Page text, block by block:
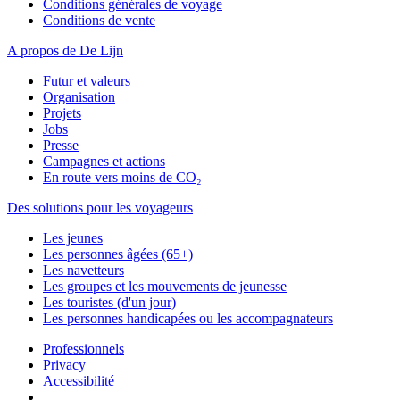
Conditions générales de voyage
Conditions de vente
A propos de De Lijn
Futur et valeurs
Organisation
Projets
Jobs
Presse
Campagnes et actions
En route vers moins de CO₂
Des solutions pour les voyageurs
Les jeunes
Les personnes âgées (65+)
Les navetteurs
Les groupes et les mouvements de jeunesse
Les touristes (d'un jour)
Les personnes handicapées ou les accompagnateurs
Professionnels
Privacy
Accessibilité